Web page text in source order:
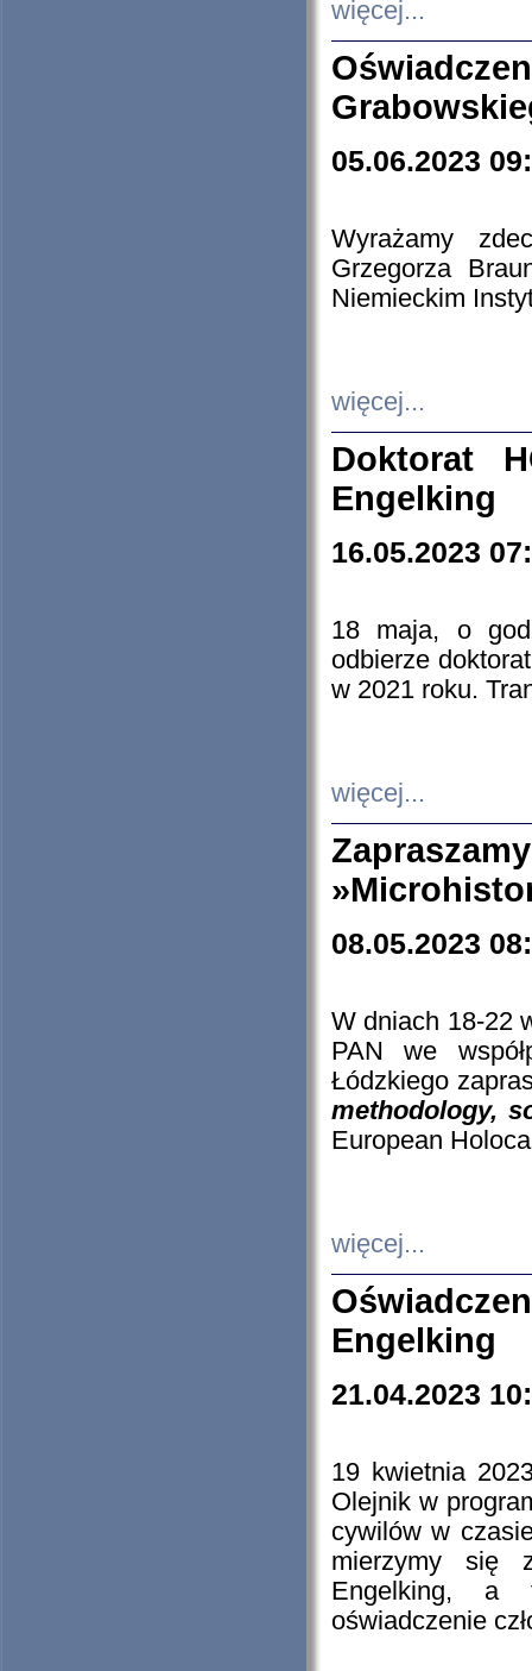
więcej...
05.06.2023
Wyrażamy
Grzegorza
Niemieckim
więcej...
Doktorat
Engelking
16.05.2023
18 maja, o
odbierze
w 2021 roku.
więcej...
08.05.2023
W dniach 18-22
PAN we
Łódzkiego
methodology,
European
więcej...
Engelking
21.04.2023
19 kwietnia
Olejnik w
cywilów w
mierzymy się
Engelking, a
oświadczenie